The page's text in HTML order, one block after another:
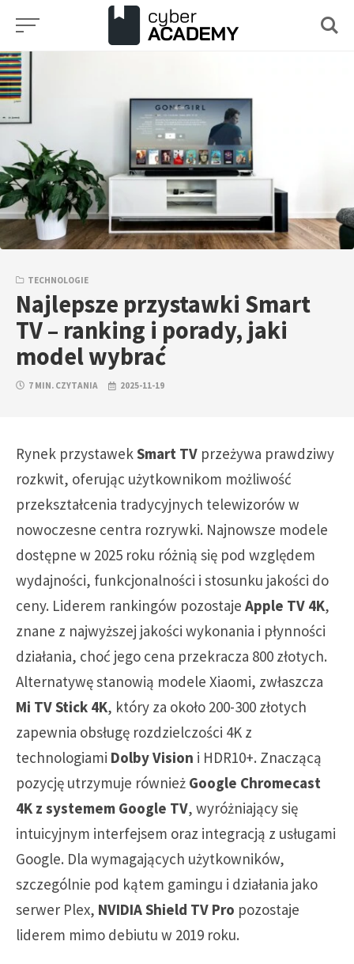
Przejdź
treści
TECHNOLOGIE
Najlepsze przystawki Smart
TV – ranking i porady, jaki
model wybrać
7 MIN. CZYTANIA 2025-11-19
Rynek przystawekSmart TV przeżywa prawdziwy
rozkwit, oferując użytkownikom możliwość
przekształcenia tradycyjnych telewizorów w
nowoczesne centra rozrywki. Najnowsze modele
dostępne w 2025 roku różnią się pod względem
wydajności, funkcjonalności i stosunku jakości do
ceny. Liderem rankingów pozostaje Apple TV 4K,
znane z najwyższej jakości wykonania i płynności
działania, choć jego cena przekracza 800 złotych.
Alternatywę stanowią modele Xiaomi, zwłaszcza
Mi TV Stick 4K, który za około 200-300 złotych
zapewnia obsługę rozdzielczości 4K z
technologiami Dolby Vision i HDR10+. Znaczącą
pozycję utrzymuje również Google Chromecast
4K z systemem Google TV, wyróżniający się
intuicyjnym interfejsem oraz integracją z usługami
Google. Dla wymagających użytkowników,
szczególnie pod kątem gamingu i działania jako
serwer Plex, NVIDIA Shield TV Pro pozostaje
liderem mimo debiutu w 2019 roku.